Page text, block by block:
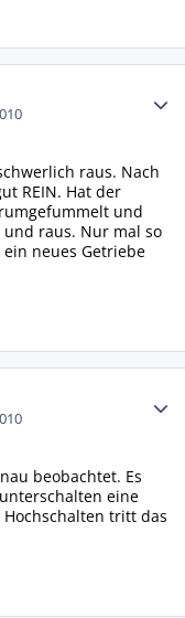
raus. Nach
REIN. Hat der
und
raus. Nur mal so
neues Getriebe
beobachtet. Es
eine
Hochschalten tritt das